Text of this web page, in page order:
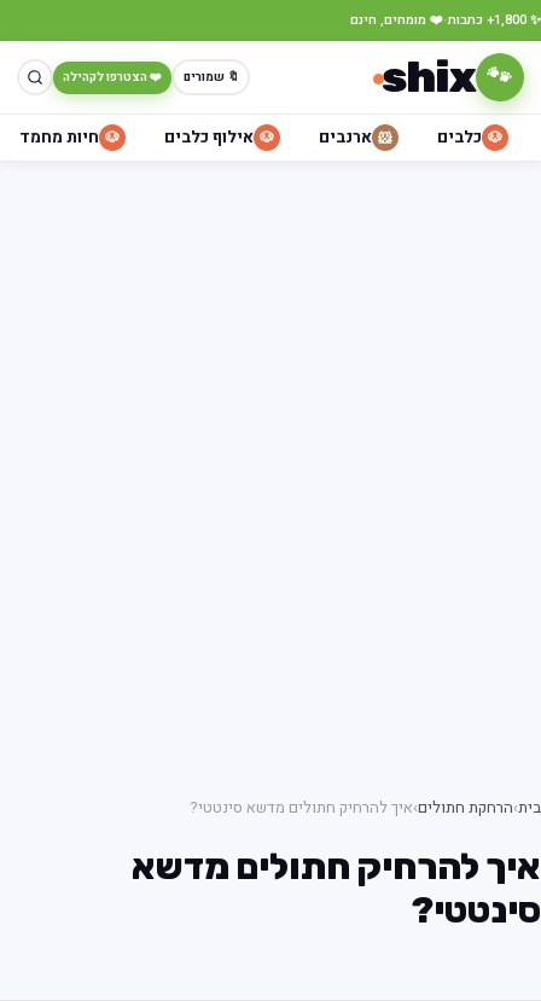
✨ 1,800+ כתבות ·❤️ מומחים, חינם
🐾
shix 🔖 שמורים ❤️ הצטרפו לקהילה
🐶 כלבים 🐹 ארנבים 🐶 אילוף כלבים 🐶 חיות מחמד
בית›הרחקת חתולים›איך להרחיק חתולים מדשא סינטטי?
איך להרחיק חתולים מדשא
סינטטי?